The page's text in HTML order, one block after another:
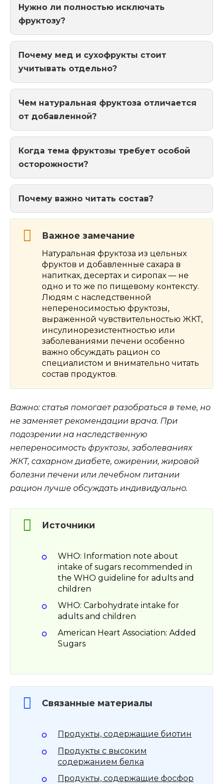
Нужно ли полностью исключать
фруктозу?
Почему мед и сухофрукты стоит
учитывать отдельно?
Чем натуральная фруктоза отличается
от добавленной?
Когда тема фруктозы требует особой
осторожности?
Почему важно читать состав?
Важное замечание
Натуральная фруктоза из цельных
фруктов и добавленные сахара в
напитках, десертах и сиропах — не
одно и то же по пищевому контексту.
Людям с наследственной
непереносимостью фруктозы,
выраженной чувствительностью ЖКТ,
инсулинорезистентностью или
заболеваниями печени особенно
важно обсуждать рацион со
специалистом и внимательно читать
состав продуктов.
Важно: статья помогает разобраться в теме, но
не заменяет рекомендации врача. При
подозрении на наследственную
непереносимость фруктозы, заболеваниях
ЖКТ, сахарном диабете, ожирении, жировой
болезни печени или лечебном питании
рацион лучше обсуждать индивидуально.
Источники
WHO: Information note about
intake of sugars recommended in
the WHO guideline for adults and
children
WHO: Carbohydrate intake for
adults and children
American Heart Association: Added
Sugars
Связанные материалы
Продукты, содержащие биотин
Продукты с высоким
содержанием белка
Продукты, содержащие фосфор